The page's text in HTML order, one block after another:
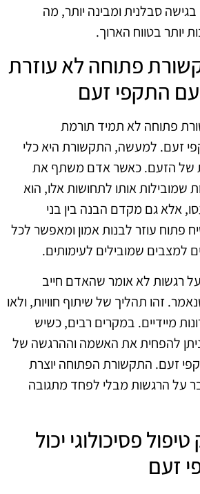
בגישה סבלנית ומבינה יותר, מה
יותר בטווח הארוך.
15: תקשורת פתוחה לא עוזרת
התקפי זעם
פתוחה לא תמיד תורמת
זעם. למעשה, התקשורת היא כלי
של הזעם. כאשר אדם משתף את
שמובילות אותו לתחושות אלו, הוא
אלא גם מקדם הבנה בין בני
פתוח עוזר לבנות אמון ומאפשר לכל
למצבים שמובילים לעימותים.
על רגשות לא אומר שהאדם חייב
זהו תהליך של שיתוף חוויות, ולאו
מיידיים. במקרים רבים, כשיש
ניתן להפחית את האשמה וההרגשה של
זעם. התקשורת הפתוחה יוצרת
על הרגשות מבלי לפחד מתגובה
16: רק טיפול פסיכולוגי יכול
זעם